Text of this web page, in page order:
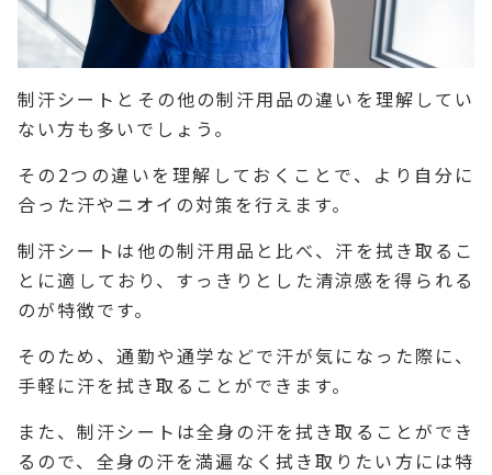
制汗シートとその他の制汗用品の違いを理解してい
ない方も多いでしょう。
その2つの違いを理解しておくことで、より自分に
合った汗やニオイの対策を行えます。
制汗シートは他の制汗用品と比べ、汗を拭き取るこ
とに適しており、すっきりとした清涼感を得られる
のが特徴です。
そのため、通勤や通学などで汗が気になった際に、
手軽に汗を拭き取ることができます。
また、制汗シートは全身の汗を拭き取ることができ
るので、全身の汗を満遍なく拭き取りたい方には特